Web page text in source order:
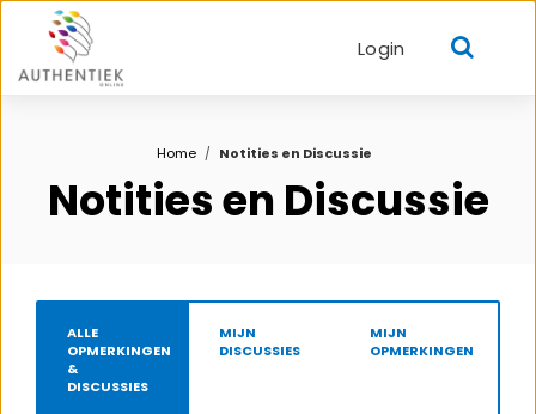
Login
Home Notities en Discussie
Notities en Discussie
ALLE
OPMERKINGEN
&
DISCUSSIES
MIJN
DISCUSSIES
MIJN
OPMERKINGEN